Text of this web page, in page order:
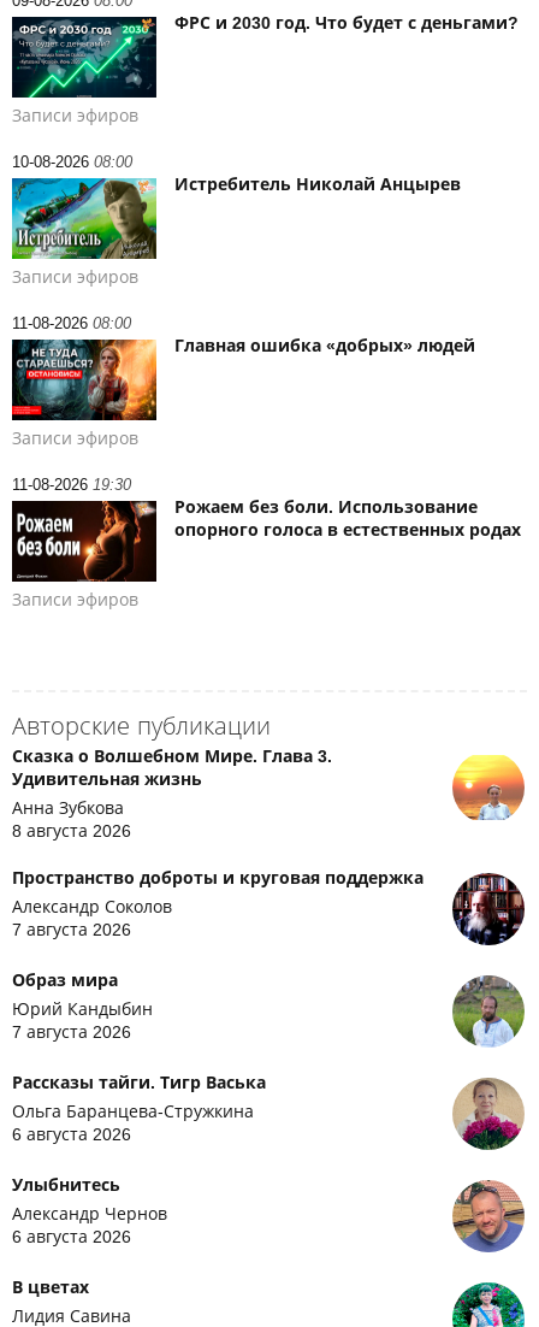
ФРС и 2030 год. Что будет с деньгами?
Записи эфиров
10-08-2026 08:00
Истребитель Николай Анцырев
Записи эфиров
11-08-2026 08:00
Главная ошибка «добрых» людей
Записи эфиров
11-08-2026 19:30
Рожаем без боли. Использование
опорного голоса в естественных родах
Записи эфиров
Авторские публикации
Сказка о Волшебном Мире. Глава 3.
Удивительная жизнь
Анна Зубкова
8 августа 2026
Пространство доброты и круговая поддержка
Александр Соколов
7 августа 2026
Образ мира
Юрий Кандыбин
7 августа 2026
Рассказы тайги. Тигр Васька
Ольга Баранцева-Стружкина
6 августа 2026
Улыбнитесь
Александр Чернов
6 августа 2026
В цветах
Лидия Савина